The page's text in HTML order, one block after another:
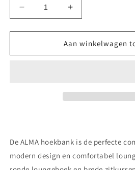
Aantal
verlagen
voor
–
Aantal
verhogen
voor
ALMA
–
Aan winkelwagen
De ALMA hoekbank is de perfecte
modern design en comfortabel